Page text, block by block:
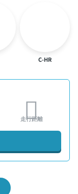
C-HR
走行距離